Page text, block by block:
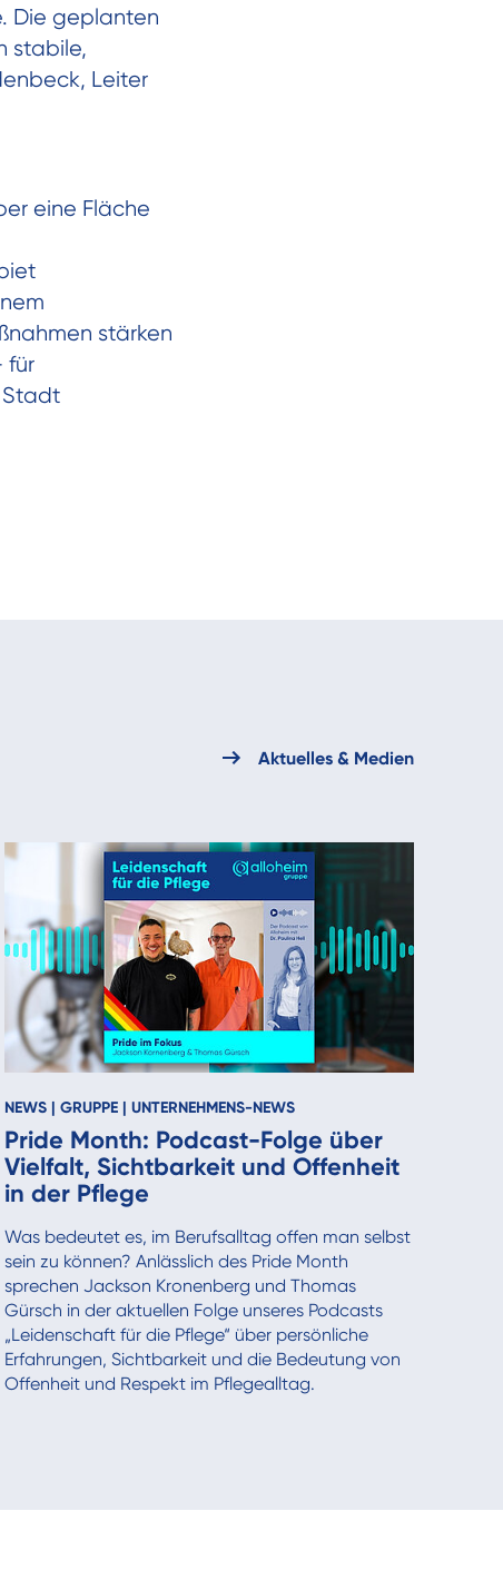
Die geplanten
stabile,
Leiter
eine Fläche
stärken
für
Stadt
Aktuelles & Medien
NEWS | GRUPPE | UNTERNEHMENS-NEWS
Pride Month: Podcast-Folge über
Vielfalt, Sichtbarkeit und Offenheit
in der Pflege
Was bedeutet es, im Berufsalltag offen man selbst
sein zu können? Anlässlich des Pride Month
sprechen Jackson Kronenberg und Thomas
Gürsch in der aktuellen Folge unseres Podcasts
„Leidenschaft für die Pflege“ über persönliche
Erfahrungen, Sichtbarkeit und die Bedeutung von
Offenheit und Respekt im Pflegealltag.